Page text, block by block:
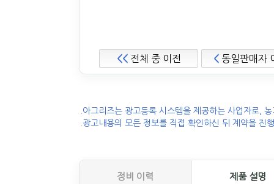
<<전체 중 이전 < 동일판매자
.아그리즈는 광고등록 시스템을 제공하는 사업자로,
.광고내용의 모든 정보를 직접 확인하신 뒤 계약을 진
정비 이력 제품 설명